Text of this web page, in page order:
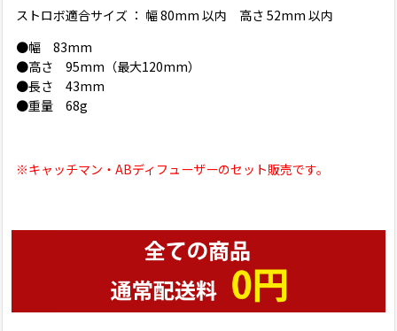
ストロボ適合サイズ ： 幅 80mm 以内 高さ 52mm 以内
●幅 83mm
●高さ 95mm（最大120mm）
●長さ 43mm
●重量 68g
※キャッチマン・ABディフューザーのセット販売です。